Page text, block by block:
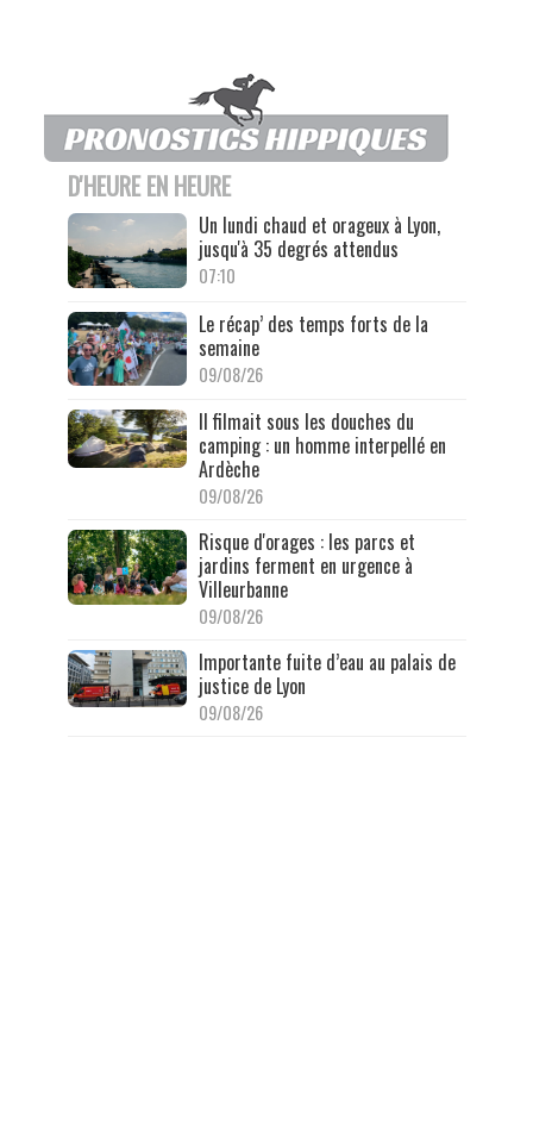
D'HEURE EN HEURE
Un lundi chaud et orageux à Lyon,
jusqu'à 35 degrés attendus
07:10
Le récap’ des temps forts de la
semaine
09/08/26
Il filmait sous les douches du
camping : un homme interpellé en
Ardèche
09/08/26
Risque d'orages : les parcs et
jardins ferment en urgence à
Villeurbanne
09/08/26
Importante fuite d’eau au palais de
justice de Lyon
09/08/26